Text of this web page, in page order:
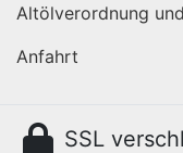
Altölverordnung
Anfahrt
SSL